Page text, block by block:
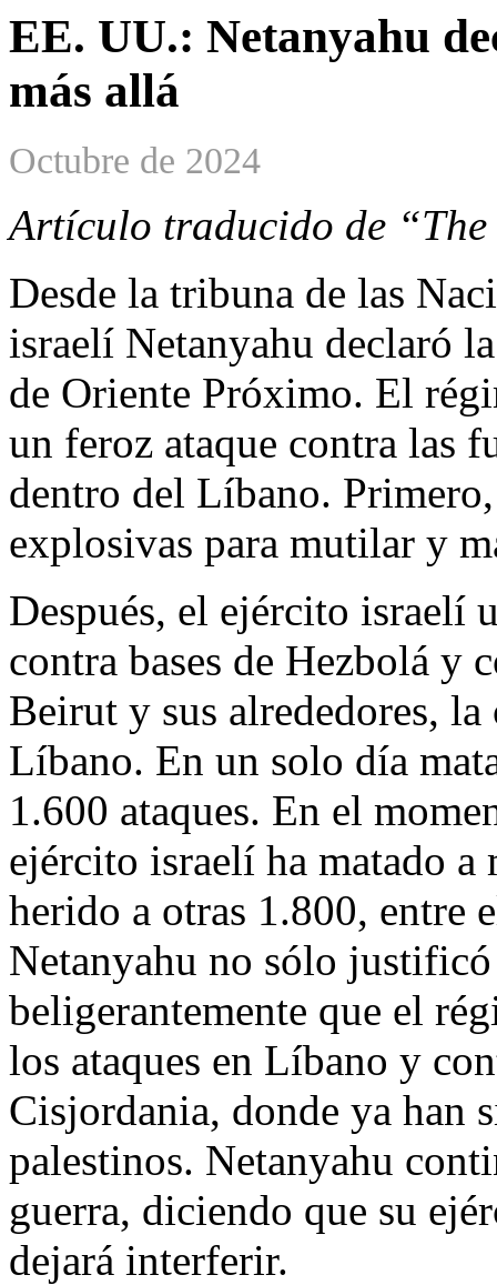
EE. UU.: Netanyahu
más allá
Octubre de 2024
Artículo traducido de “The
Desde la tribuna de las
israelí Netanyahu declaró
de Oriente Próximo. El
un feroz ataque contra las
dentro del Líbano.
explosivas para mutilar y
Después, el ejército israelí
contra bases de Hezbolá y
Beirut y sus alrededores,
Líbano. En un solo día
1.600 ataques. En el
ejército israelí ha matado a
herido a otras 1.800, entre
Netanyahu no sólo justificó
beligerantemente que el
los ataques en Líbano y
Cisjordania, donde ya han
palestinos. Netanyahu
guerra, diciendo que su
dejará interferir.